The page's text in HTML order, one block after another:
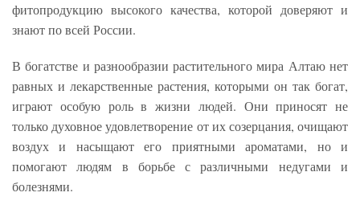
фитопродукцию высокого качества, которой доверяют и
знают по всей России.
В богатстве и разнообразии растительного мира Алтаю нет
равных и лекарственные растения, которыми он так богат,
играют особую роль в жизни людей. Они приносят не
только духовное удовлетворение от их созерцания, очищают
воздух и насыщают его приятными ароматами, но и
помогают людям в борьбе с различными недугами и
болезнями.